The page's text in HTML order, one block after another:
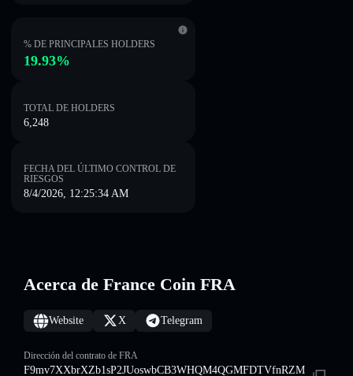
% DE PRINCIPALES HOLDERS
19.93%
TOTAL DE HOLDERS
6,248
FECHA DEL ÚLTIMO CONTROL DE
RIESGOS
8/4/2026, 12:25:34 AM
Acerca de France Coin FRA
Website X Telegram
Dirección del contrato de FRA
F9mv7XXbrXZb1sP2JUoswbCB3WHQM4QGMFDTVfnRZM